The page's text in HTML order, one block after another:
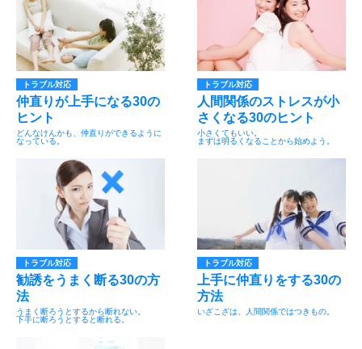
トラブル対応
仲直りが上手になる30の
ヒント
どんなけんかも、仲直りができるように
なっている。
トラブル対応
人間関係のストレスが小
さくなる30のヒント
小さくてもいい。
まずは明るくなることから始めよう。
トラブル対応
勧誘をうまく断る30の方
法
うまく断ろうとするから断れない。
下手に断ろうとすると断れる。
トラブル対応
上手に仲直りをする30の
方法
いざこざは、人間関係ではつきもの。